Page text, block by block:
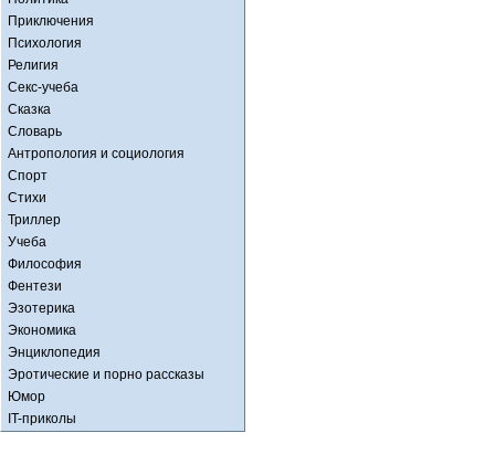
Приключения
Психология
Религия
Секс-учеба
Сказка
Словарь
Антропология и социология
Спорт
Стихи
Триллер
Учеба
Философия
Фентези
Эзотерика
Экономика
Энциклопедия
Эротические и порно рассказы
Юмор
IT-приколы